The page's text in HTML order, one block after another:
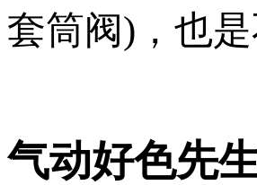
套筒阀)，也
气动好色先